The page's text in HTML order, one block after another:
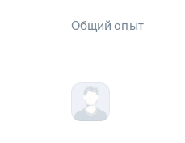
Общий опыт